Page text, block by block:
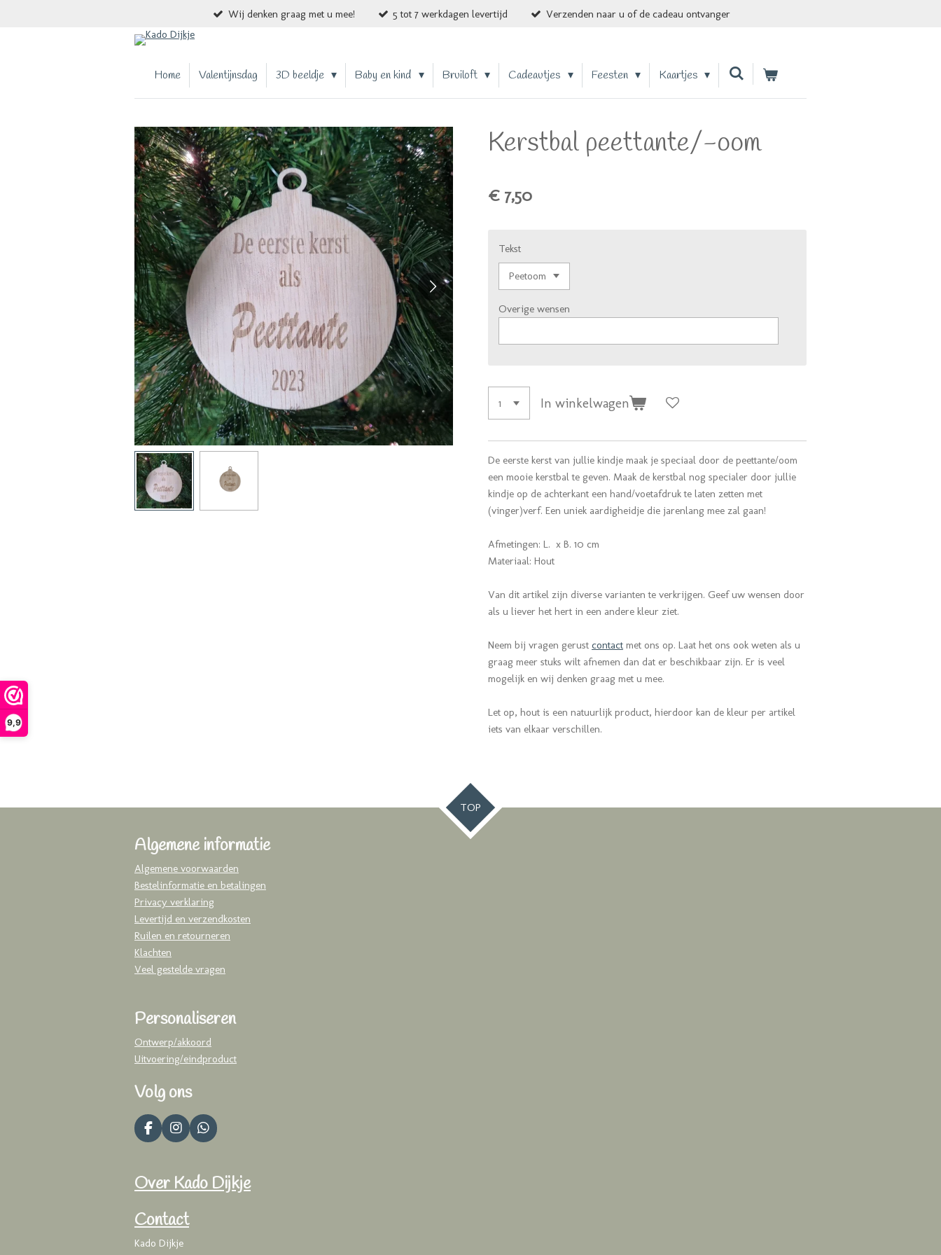
9,9
Wij denken graag met u mee! 5 tot 7 werkdagen levertijd Verzenden naar u of de cadeau ontvanger
Home Valentijnsdag 3D beeldje Baby en kind Bruiloft Cadeautjes Feesten Kaartjes
Kerstbal peettante/-oom
€ 7,50
Tekst
Overige wensen
In winkelwagen
De eerste kerst van jullie kindje maak je speciaal door de peettante/oom
een mooie kerstbal te geven. Maak de kerstbal nog specialer door jullie
kindje op de achterkant een hand/voetafdruk te laten zetten met
(vinger)verf. Een uniek aardigheidje die jarenlang mee zal gaan!
Afmetingen: L. x B. 10 cm
Materiaal: Hout
Van dit artikel zijn diverse varianten te verkrijgen. Geef uw wensen door
als u liever het hert in een andere kleur ziet.
Neem bij vragen gerust contact met ons op. Laat het ons ook weten als u
graag meer stuks wilt afnemen dan dat er beschikbaar zijn. Er is veel
mogelijk en wij denken graag met u mee.
Let op, hout is een natuurlijk product, hierdoor kan de kleur per artikel
iets van elkaar verschillen.
TOP
Algemene informatie
Algemene voorwaarden
Bestelinformatie en betalingen
Privacy verklaring
Levertijd en verzendkosten
Ruilen en retourneren
Klachten
Veel gestelde vragen
Personaliseren
Ontwerp/akkoord
Uitvoering/eindproduct
Volg ons
F
a
b
k
I
n
a
a
W
h
s
Over Kado Dijkje
Contact
Kado Dijkje